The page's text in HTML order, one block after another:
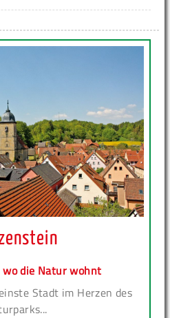
die Natur wohnt
Stadt im Herzen des